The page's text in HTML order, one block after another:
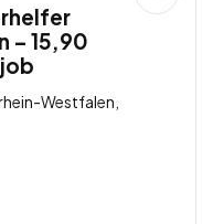
– 15,90
Westfalen,